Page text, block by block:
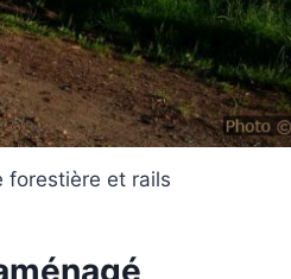
forestière et rails